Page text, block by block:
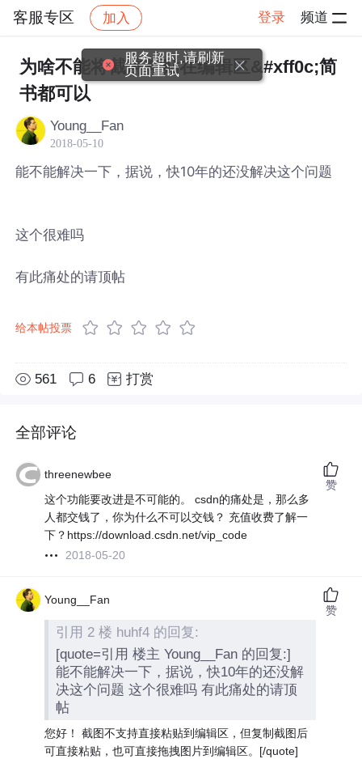
客服专区 加入 登录 频道
社区 客服专区 帖子详情
为啥不能将截屏粘贴在编辑区&#xff0c;简
书都可以
Young__Fan
2018-05-10
能不能解决一下，据说，快10年的还没解决这个问题
这个很难吗
有此痛处的请顶帖
给本帖投票
561 6 打赏
全部评论
threenewbee
这个功能要改进是不可能的。 csdn的痛处是，那么多
人都交钱了，你为什么不可以交钱？ 充值收费了解一
下？https://download.csdn.net/vip_code
2018-05-20
赞
Young__Fan
引用 2 楼 huhf4 的回复:
[quote=引用 楼主 Young__Fan 的回复:]
能不能解决一下，据说，快10年的还没解
决这个问题 这个很难吗 有此痛处的请顶
帖
您好！ 截图不支持直接粘贴到编辑区，但复制截图后
可直接粘贴，也可直接拖拽图片到编辑区。[/quote]
赞
服务超时,请刷新
页面重试